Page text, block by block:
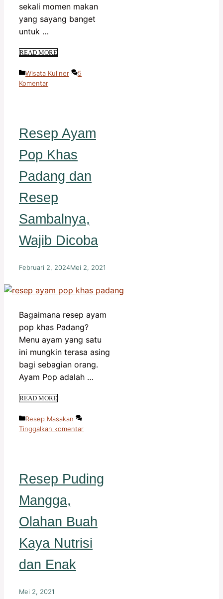
sekali momen makan
yang sayang banget
untuk …
READ MORE
Kategori
Wisata Kuliner
5
Komentar
Resep Ayam
Pop Khas
Padang dan
Resep
Sambalnya,
Wajib Dicoba
Februari 2, 2024Mei 2, 2021
Bagaimana resep ayam
pop khas Padang?
Menu ayam yang satu
ini mungkin terasa asing
bagi sebagian orang.
Ayam Pop adalah …
READ MORE
Kategori
Resep Masakan
Tinggalkan komentar
Resep Puding
Mangga,
Olahan Buah
Kaya Nutrisi
dan Enak
Mei 2, 2021